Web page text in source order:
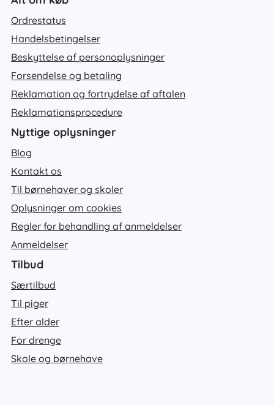
Ordrestatus
Handelsbetingelser
Beskyttelse af personoplysninger
Forsendelse og betaling
Reklamation og fortrydelse af aftalen
Reklamationsprocedure
Nyttige oplysninger
Blog
Kontakt os
Til børnehaver og skoler
Oplysninger om cookies
Regler for behandling af anmeldelser
Anmeldelser
Tilbud
Særtilbud
Til piger
Efter alder
For drenge
Skole og børnehave